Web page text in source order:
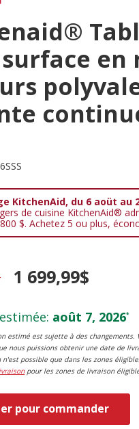
en
KitchenAid, du 6 aoüt au
de cuisine KitchenAid®
$. Achetez 5 ou plus,
1 699,99$
août 7, 2026*
estimé est sujette à des
nous puissions obtenir une date de
possible que dans les zones
pour les zones de livraison
pour commander